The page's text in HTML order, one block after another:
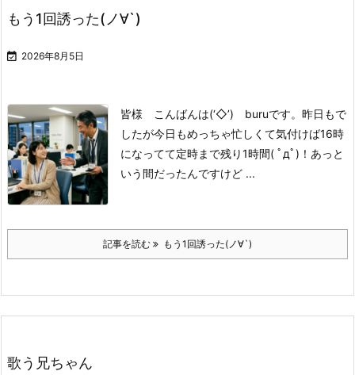
もう1回誘った(ノ∀`)
 2026年8月5日
皆様 こんばんは(‘◇’)ゞburuです。 昨日もで
したが今日もめっちゃ忙しくて気付けば16時
になってて定時まで残り1時間( ﾟдﾟ)！ あっと
いう間だったんですけど ...
記事を読む もう1回誘った(ノ∀`)
歌う兄ちゃん